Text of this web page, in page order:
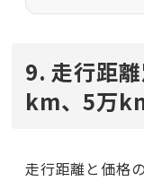
9. 走行距
km、5万
走行距離と価格